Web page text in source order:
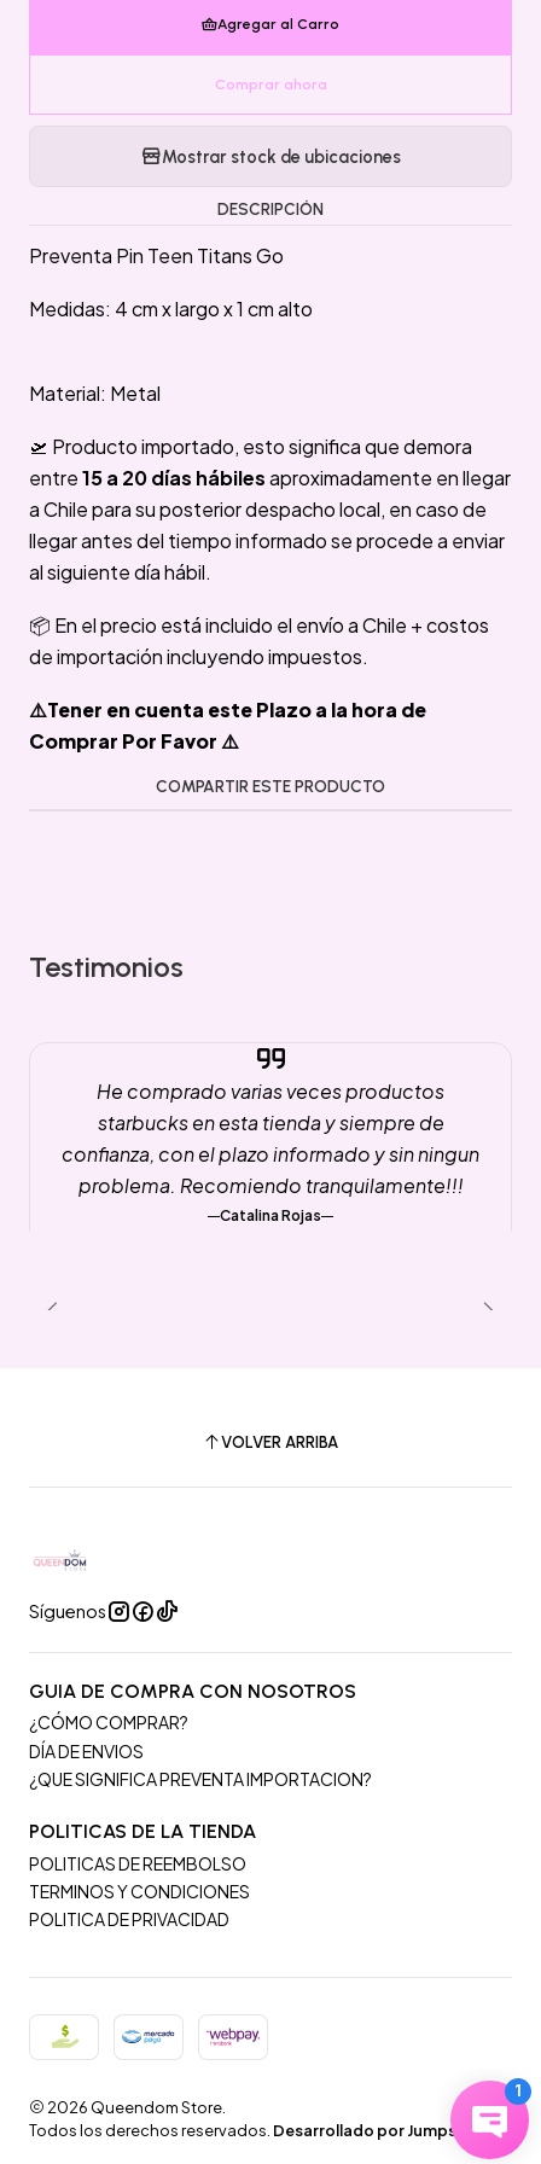
Agregar al Carro
Comprar ahora
Mostrar stock de ubicaciones
DESCRIPCIÓN
Preventa Pin Teen Titans Go
Medidas: 4 cm x largo x 1 cm alto
Material: Metal
🛫 Producto importado, esto significa que demora
entre15 a 20 días hábilesaproximadamente en llegar
a Chile para su posterior despacho local, en caso de
llegar antes del tiempo informado se procede a enviar
al siguiente día hábil.
📦 En el precio está incluido el envío a Chile + costos
de importación incluyendo impuestos.
⚠️Tener en cuenta este Plazo a la hora de
Comprar Por Favor ⚠️
COMPARTIR ESTE PRODUCTO
Testimonios
He comprado varias veces productos
starbucks en esta tienda y siempre de
confianza, con el plazo informado y sin ningun
problema. Recomiendo tranquilamente!!!
Catalina Rojas
VOLVER ARRIBA
Síguenos
GUIA DE COMPRA CON NOSOTROS
¿CÓMO COMPRAR?
DÍA DE ENVIOS
¿QUE SIGNIFICA PREVENTA IMPORTACION?
POLITICAS DE LA TIENDA
POLITICAS DE REEMBOLSO
TERMINOS Y CONDICIONES
POLITICA DE PRIVACIDAD
2026 Queendom Store.
Todos los derechos reservados. Desarrollado por Jumpseller.